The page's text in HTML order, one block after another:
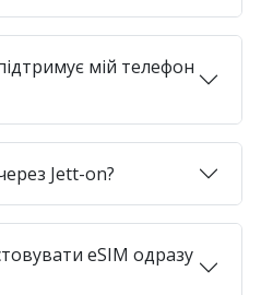
мій телефон
Jett-on?
eSIM одразу